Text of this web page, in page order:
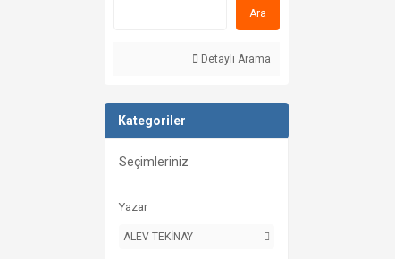
Ara
Detaylı Arama
Kategoriler
Seçimleriniz
Yazar
ALEV TEKİNAY